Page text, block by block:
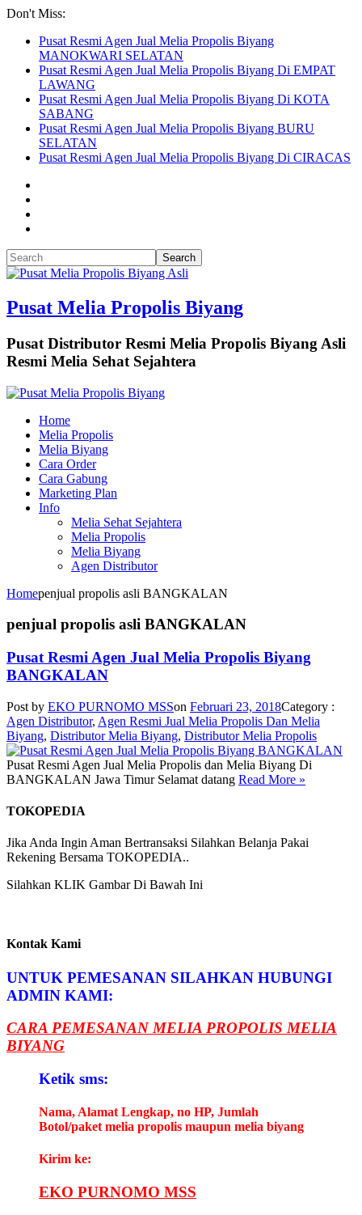
Don't Miss:
Pusat Resmi Agen Jual Melia Propolis Biyang
MANOKWARI SELATAN
Pusat Resmi Agen Jual Melia Propolis Biyang Di EMPAT
LAWANG
Pusat Resmi Agen Jual Melia Propolis Biyang Di KOTA
SABANG
Pusat Resmi Agen Jual Melia Propolis Biyang BURU
SELATAN
Pusat Resmi Agen Jual Melia Propolis Biyang Di CIRACAS
Pusat Melia Propolis Biyang
Pusat Distributor Resmi Melia Propolis Biyang Asli
Resmi Melia Sehat Sejahtera
Home
Melia Propolis
Melia Biyang
Cara Order
Cara Gabung
Marketing Plan
Info
Melia Sehat Sejahtera
Melia Propolis
Melia Biyang
Agen Distributor
Homepenjual propolis asli BANGKALAN
penjual propolis asli BANGKALAN
Pusat Resmi Agen Jual Melia Propolis Biyang
BANGKALAN
Post by EKO PURNOMO MSSon Februari 23, 2018Category :
Agen Distributor, Agen Resmi Jual Melia Propolis Dan Melia
Biyang, Distributor Melia Biyang, Distributor Melia Propolis
Pusat Resmi Agen Jual Melia Propolis dan Melia Biyang Di
BANGKALAN Jawa Timur Selamat datang Read More »
TOKOPEDIA
Jika Anda Ingin Aman Bertransaksi Silahkan Belanja Pakai
Rekening Bersama TOKOPEDIA..
Silahkan KLIK Gambar Di Bawah Ini
Kontak Kami
UNTUK PEMESANAN SILAHKAN HUBUNGI
ADMIN KAMI:
CARA PEMESANAN MELIA PROPOLIS MELIA
BIYANG
Ketik sms:
Nama, Alamat Lengkap, no HP, Jumlah
Botol/paket melia propolis maupun melia biyang
Kirim ke:
EKO PURNOMO MSS